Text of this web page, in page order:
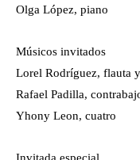
Olga López, piano
Músicos invitados
Lorel Rodríguez, flauta
Rafael Padilla,
Yhony Leon, cuatro